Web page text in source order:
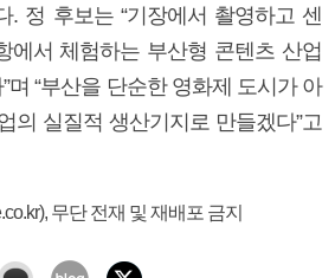
. 정 후보는 “기장에서 촬영하고 센
에서 체험하는 부산형 콘텐츠 산업
며 “부산을 단순한 영화제 도시가 아
의 실질적 생산기지로 만들겠다”고
무단 전재 및 재배포 금지